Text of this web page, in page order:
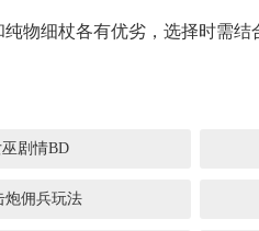
物细杖各有优劣，选择时需
剧情BD
炮佣兵玩法